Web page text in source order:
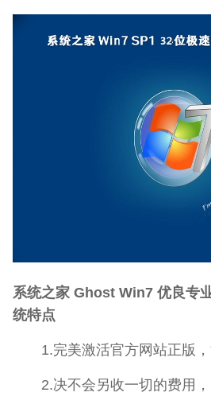
系统之家 Ghost Win7 优良专
统特点
1.完美激活官方网站正版，
2.决不会另收一切的费用，